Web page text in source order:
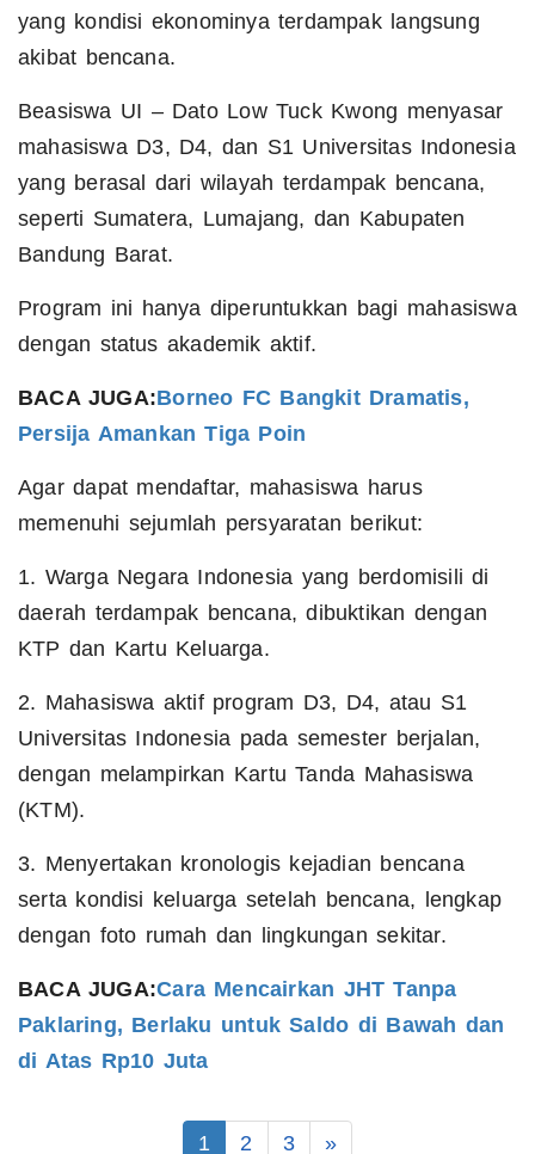
yang kondisi ekonominya terdampak langsung
akibat bencana.
Beasiswa UI – Dato Low Tuck Kwong menyasar
mahasiswa D3, D4, dan S1 Universitas Indonesia
yang berasal dari wilayah terdampak bencana,
seperti Sumatera, Lumajang, dan Kabupaten
Bandung Barat.
Program ini hanya diperuntukkan bagi mahasiswa
dengan status akademik aktif.
BACA JUGA:Borneo FC Bangkit Dramatis,
Persija Amankan Tiga Poin
Agar dapat mendaftar, mahasiswa harus
memenuhi sejumlah persyaratan berikut:
1. Warga Negara Indonesia yang berdomisili di
daerah terdampak bencana, dibuktikan dengan
KTP dan Kartu Keluarga.
2. Mahasiswa aktif program D3, D4, atau S1
Universitas Indonesia pada semester berjalan,
dengan melampirkan Kartu Tanda Mahasiswa
(KTM).
3. Menyertakan kronologis kejadian bencana
serta kondisi keluarga setelah bencana, lengkap
dengan foto rumah dan lingkungan sekitar.
BACA JUGA:Cara Mencairkan JHT Tanpa
Paklaring, Berlaku untuk Saldo di Bawah dan
di Atas Rp10 Juta
1 2 3 »